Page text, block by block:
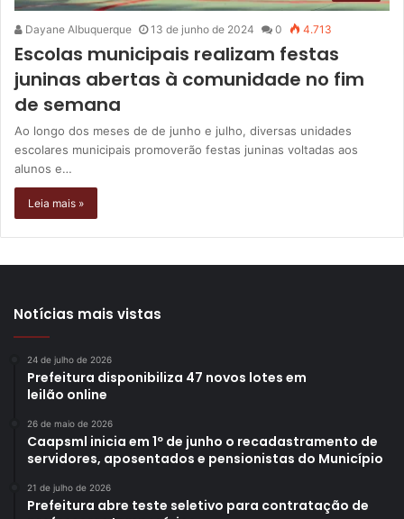
Dayane Albuquerque 13 de junho de 2024 0 4.713
Escolas municipais realizam festas
juninas abertas à comunidade no fim
de semana
Ao longo dos meses de de junho e julho, diversas unidades
escolares municipais promoverão festas juninas voltadas aos
alunos e…
Leia mais »
Notícias mais vistas
24 de julho de 2026
Prefeitura disponibiliza 47 novos lotes em
leilão online
26 de maio de 2026
Caapsml inicia em 1º de junho o recadastramento de
servidores, aposentados e pensionistas do Município
21 de julho de 2026
Prefeitura abre teste seletivo para contratação de